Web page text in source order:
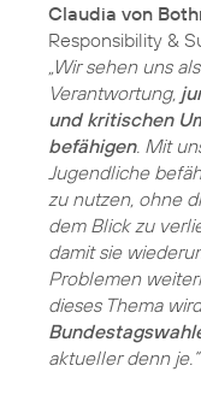
Claudia von
Responsibility &
„Wir sehen uns
Verantwortung,
und kritischen
befähigen. Mit
Jugendliche
zu nutzen, ohne
dem Blick zu
damit sie
Problemen
dieses Thema
aktueller denn je.“